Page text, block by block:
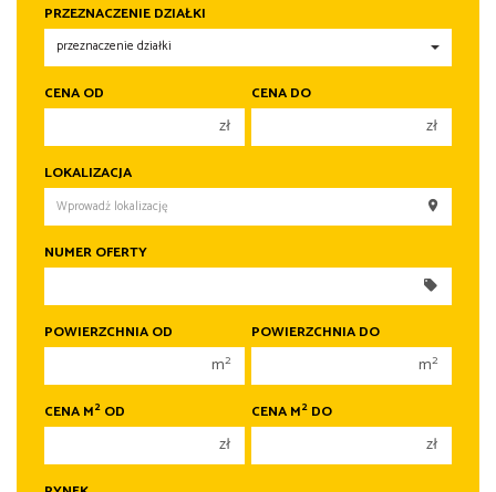
PRZEZNACZENIE DZIAŁKI
CENA OD
zł
200 000 zł
250 000 zł
300 000 zł
400 000 zł
CENA DO
zł
200 000 zł
250 000 zł
400 000 zł
LOKALIZACJA
NUMER OFERTY
POWIERZCHNIA OD
m2
POWIERZCHNIA DO
m2
CENA M2 OD
zł
CENA M2 DO
zł